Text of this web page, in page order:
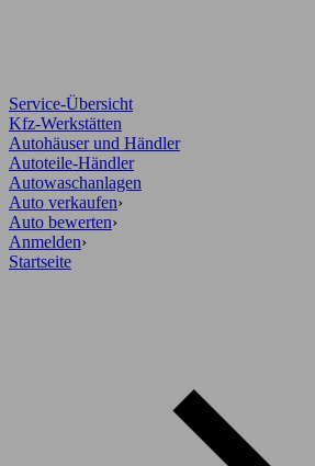
Service-Übersicht
Kfz-Werkstätten
Autohäuser und Händler
Autoteile-Händler
Autowaschanlagen
Auto verkaufen›
Auto bewerten›
Anmelden›
Startseite